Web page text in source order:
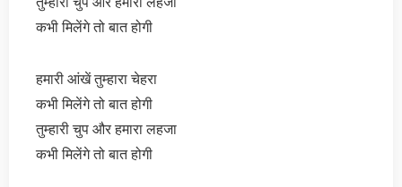
कभी मिलेंगे तो बात होगी
हमारी आंखें तुम्हारा चेहरा
कभी मिलेंगे तो बात होगी
तुम्हारी चुप और हमारा लहजा
कभी मिलेंगे तो बात होगी